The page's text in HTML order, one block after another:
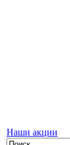
Наши акции